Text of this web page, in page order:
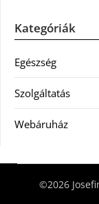
Kategóriák
Egészség
Szolgáltatás
Webáruház
©2026